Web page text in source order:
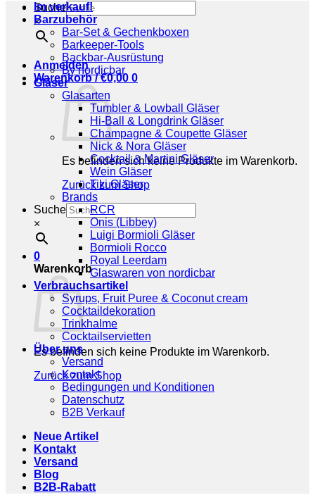
Suche
×
Anmelden
Warenkorb /€0,00 0
Es befinden sich keine Produkte im Warenkorb.
Zurück zum Shop
Suche
×
0
Warenkorb
Es befinden sich keine Produkte im Warenkorb.
Zurück zum Shop
Im verkauf!
Barzubehör
Bar-Set & Gechenkboxen
Barkeeper-Tools
Backbar-Ausrüstung
By nordicbar
Gläser
Glasarten
Tumbler & Lowball Gläser
Hi-Ball & Longdrink Gläser
Champagne & Coupette Gläser
Nick & Nora Gläser
Cocktail & Martini Gläser
Wein Gläser
Tiki Gläser
Brands
RCR
Onis (Libbey)
Luigi Bormioli Gläser
Bormioli Rocco
Royal Leerdam
Glaswaren von nordicbar
Verbrauchsartikel
Syrups, Fruit Puree & Coconut cream
Cocktaildekoration
Trinkhalme
Cocktailservietten
Über uns
Versand
Kontakt
Bedingungen und Konditionen
Datenschutz
B2B Verkauf
Neue Artikel
Kontakt
Versand
Blog
B2B-Rabatt